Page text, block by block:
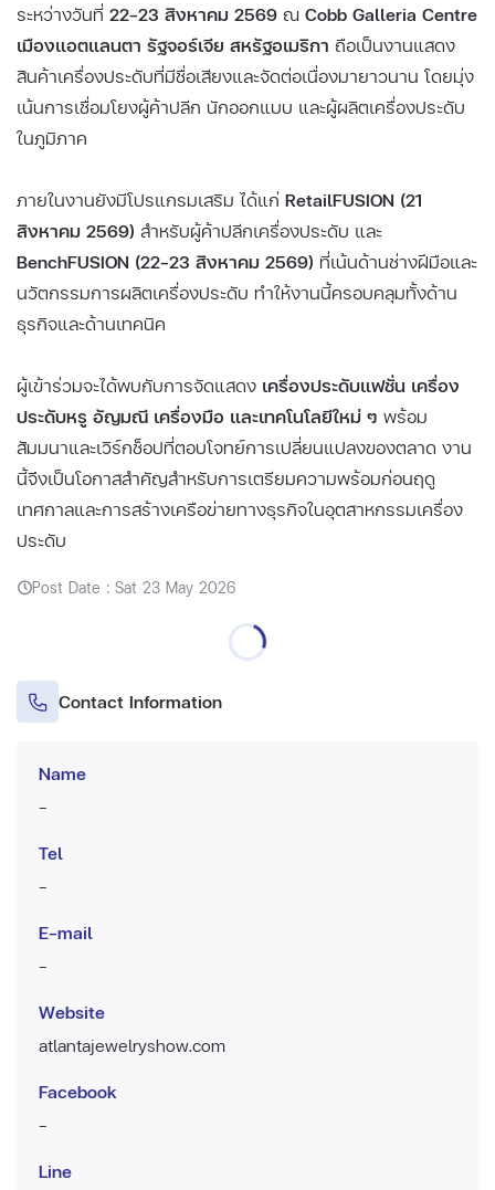
ระหว่างวันที่ 22–23 สิงหาคม 2569 ณ Cobb Galleria Centre
เมืองแอตแลนตา รัฐจอร์เจีย สหรัฐอเมริกา ถือเป็นงานแสดง
สินค้าเครื่องประดับที่มีชื่อเสียงและจัดต่อเนื่องมายาวนาน โดยมุ่ง
เน้นการเชื่อมโยงผู้ค้าปลีก นักออกแบบ และผู้ผลิตเครื่องประดับ
ในภูมิภาค
ภายในงานยังมีโปรแกรมเสริม ได้แก่ RetailFUSION (21
สิงหาคม 2569) สำหรับผู้ค้าปลีกเครื่องประดับ และ
BenchFUSION (22–23 สิงหาคม 2569) ที่เน้นด้านช่างฝีมือและ
นวัตกรรมการผลิตเครื่องประดับ ทำให้งานนี้ครอบคลุมทั้งด้าน
ธุรกิจและด้านเทคนิค
ผู้เข้าร่วมจะได้พบกับการจัดแสดง เครื่องประดับแฟชั่น เครื่อง
ประดับหรู อัญมณี เครื่องมือ และเทคโนโลยีใหม่ ๆ พร้อม
สัมมนาและเวิร์กช็อปที่ตอบโจทย์การเปลี่ยนแปลงของตลาด งาน
นี้จึงเป็นโอกาสสำคัญสำหรับการเตรียมความพร้อมก่อนฤดู
เทศกาลและการสร้างเครือข่ายทางธุรกิจในอุตสาหกรรมเครื่อง
ประดับ
Post Date : Sat 23 May 2026
Contact Information
Name
-
Tel
-
E-mail
-
Website
atlantajewelryshow.com
Facebook
-
Line